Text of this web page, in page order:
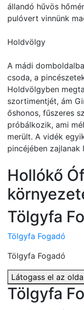
állandó hűvös
pulóvert vinnünk
Holdvölgy
A mádi
csoda, a
Holdvölgyben
szortimentjét, ám
őshonos, fűszeres
próbálkozik, ami
merült. A vidék
pincéjében zajlanak
Hollókő
Tölgyfa
Tölgyfa Fogadó
Tölgyfa Fogadó
Látogass el az
Tölgyfa